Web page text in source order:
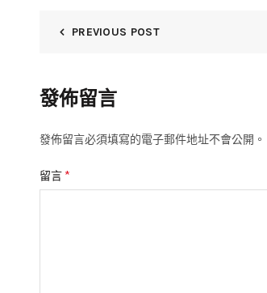
PREVIOUS POST
發佈留言
發佈留言必須填寫的電子郵件地址不會公開。
留言 *